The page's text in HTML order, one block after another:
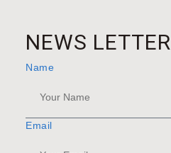
NEWS LETTER
Name
Email